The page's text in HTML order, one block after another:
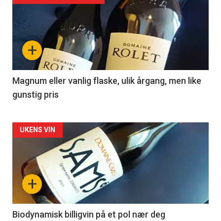
akkurat
nå
3
+
Magnum eller vanlig flaske, ulik årgang, men like
gunstig pris
Forsiden
akkurat
nå
4
+
UKENS VIN
Biodynamisk billigvin på et pol nær deg